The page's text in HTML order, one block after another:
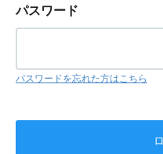
パスワード
パスワードを忘れた方はこちら